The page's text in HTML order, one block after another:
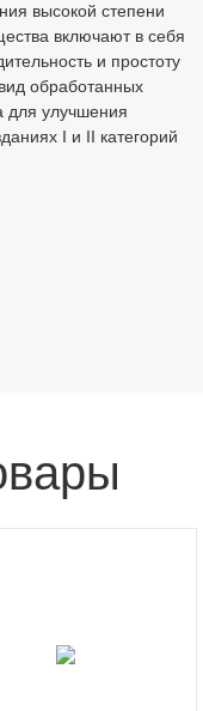
высокой степени
включают в себя
и простоту
обработанных
для улучшения
I и II категорий